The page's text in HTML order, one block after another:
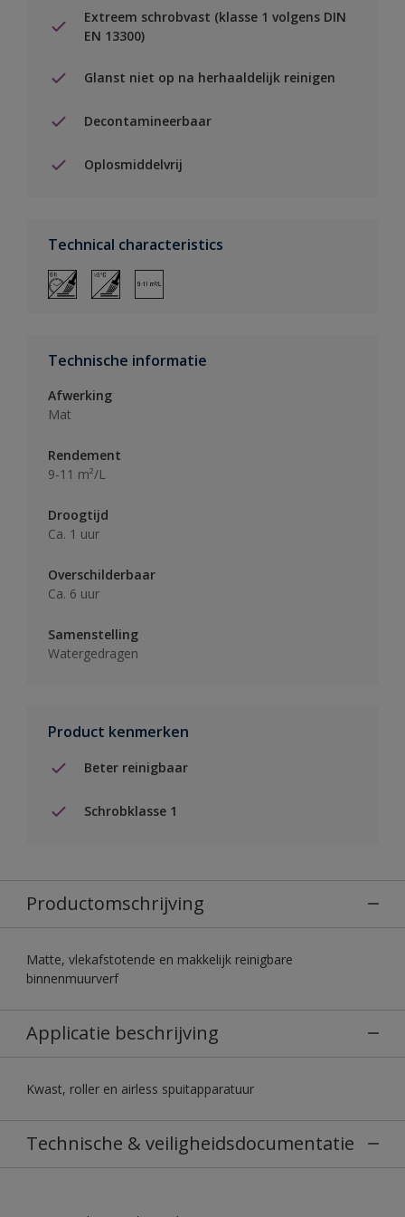
Extreem schrobvast (klasse 1 volgens DIN
EN 13300)
Glanst niet op na herhaaldelijk reinigen
Decontamineerbaar
Oplosmiddelvrij
Technical characteristics
Technische informatie
Afwerking
Mat
Rendement
9-11 m²/L
Droogtijd
Ca. 1 uur
Overschilderbaar
Ca. 6 uur
Samenstelling
Watergedragen
Product kenmerken
Beter reinigbaar
Schrobklasse 1
Productomschrijving
Matte, vlekafstotende en makkelijk reinigbare
binnenmuurverf
Applicatie beschrijving
Kwast, roller en airless spuitapparatuur
Technische & veiligheidsdocumentatie